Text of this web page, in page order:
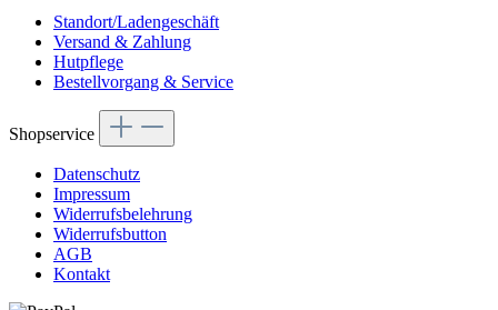
Standort/Ladengeschäft
Versand & Zahlung
Hutpflege
Bestellvorgang & Service
Shopservice
Datenschutz
Impressum
Widerrufsbelehrung
Widerrufsbutton
AGB
Kontakt